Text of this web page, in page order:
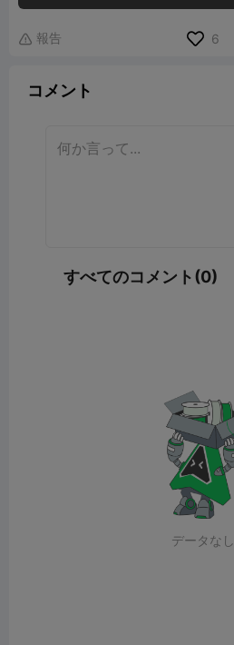
 報告 6
コメント
すべてのコメント(0)
データなし